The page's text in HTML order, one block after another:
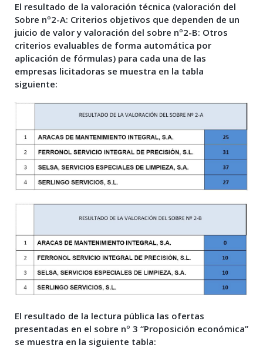
El resultado de la valoración técnica (valoración del
Sobre nº2-A: Criterios objetivos que dependen de un
juicio de valor y valoración del sobre nº2-B: Otros
criterios evaluables de forma automática por
aplicación de fórmulas) para cada una de las
empresas licitadoras se muestra en la tabla
siguiente:
El resultado de la lectura pública las ofertas
presentadas en el sobre nº 3 “Proposición económica”
se muestra en la siguiente tabla: